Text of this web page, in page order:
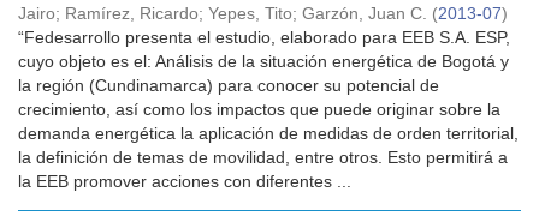
Jairo; Ramírez, Ricardo; Yepes, Tito; Garzón, Juan C. (2013-07)
“Fedesarrollo presenta el estudio, elaborado para EEB S.A. ESP,
cuyo objeto es el: Análisis de la situación energética de Bogotá y
la región (Cundinamarca) para conocer su potencial de
crecimiento, así como los impactos que puede originar sobre la
demanda energética la aplicación de medidas de orden territorial,
la definición de temas de movilidad, entre otros. Esto permitirá a
la EEB promover acciones con diferentes ...